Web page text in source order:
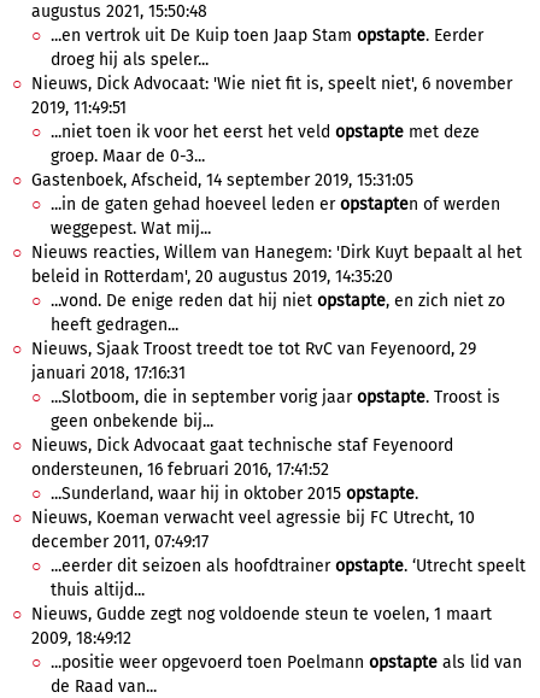
augustus 2021, 15:50:48
...en vertrok uit De Kuip toen Jaap Stam opstapte. Eerder
droeg hij als speler...
Nieuws, Dick Advocaat: 'Wie niet fit is, speelt niet', 6 november
2019, 11:49:51
...niet toen ik voor het eerst het veld opstapte met deze
groep. Maar de 0-3...
Gastenboek, Afscheid, 14 september 2019, 15:31:05
...in de gaten gehad hoeveel leden eropstapten of werden
weggepest. Wat mij...
Nieuws reacties, Willem van Hanegem: 'Dirk Kuyt bepaalt al het
beleid in Rotterdam', 20 augustus 2019, 14:35:20
...vond. De enige reden dat hij niet opstapte, en zich niet zo
heeft gedragen...
Nieuws, Sjaak Troost treedt toe tot RvC van Feyenoord, 29
januari 2018, 17:16:31
...Slotboom, die in september vorig jaaropstapte. Troost is
geen onbekende bij...
Nieuws, Dick Advocaat gaat technische staf Feyenoord
ondersteunen, 16 februari 2016, 17:41:52
...Sunderland, waar hij in oktober 2015 opstapte.
Nieuws, Koeman verwacht veel agressie bij FC Utrecht, 10
december 2011, 07:49:17
...eerder dit seizoen als hoofdtraineropstapte. ‘Utrecht speelt
thuis altijd...
Nieuws, Gudde zegt nog voldoende steun te voelen, 1 maart
2009, 18:49:12
...positie weer opgevoerd toen Poelmann opstapte als lid van
de Raad van...